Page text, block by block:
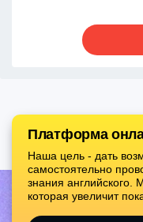
Платформа
Наша цель - дать
самостоятельно
знания английского.
которая увеличит